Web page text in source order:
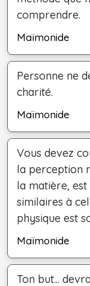
comprendre.
Maïmonide
Personne ne
charité.
Maïmonide
Vous devez
la perception
la matière, est
similaires à
physique est
Maïmonide
Ton but...